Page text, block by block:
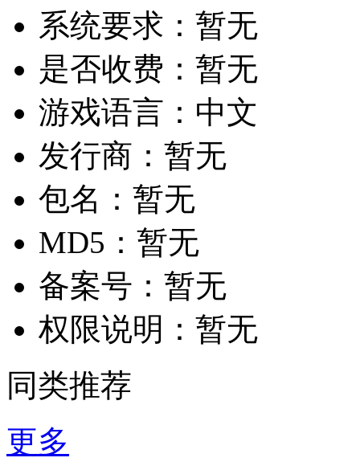
系统要求： 暂无
是否收费： 暂无
游戏语言： 中文
发行商： 暂无
包名： 暂无
MD5： 暂无
备案号： 暂无
权限说明： 暂无
同类推荐
更多